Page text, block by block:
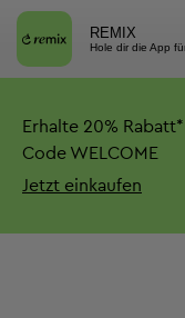
REMIX
Hole dir die App
Erhalte 20% Rabatt*
Code WELCOME
Jetzt einkaufen